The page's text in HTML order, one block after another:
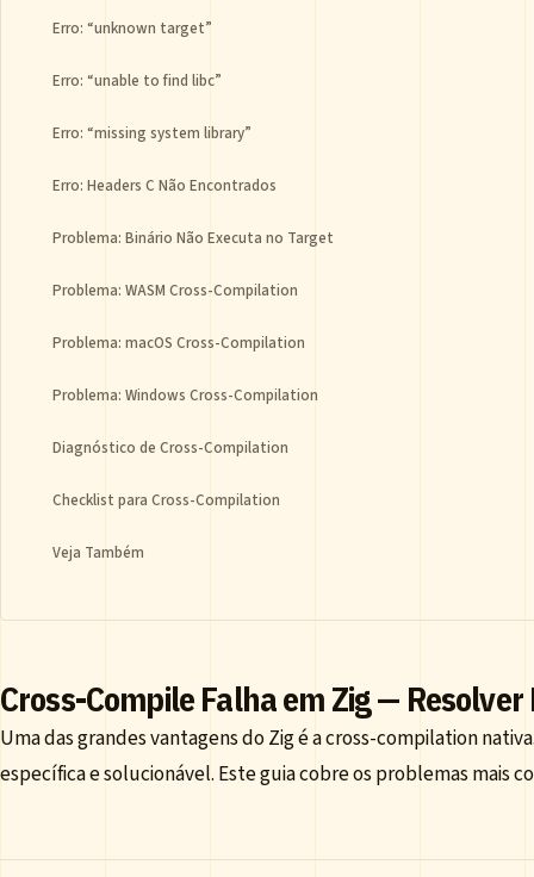
Erro: “unknown target”
Erro: “unable to find libc”
Erro: “missing system library”
Erro: Headers C Não Encontrados
Problema: Binário Não Executa no Target
Problema: WASM Cross-Compilation
Problema: macOS Cross-Compilation
Problema: Windows Cross-Compilation
Diagnóstico de Cross-Compilation
Checklist para Cross-Compilation
Veja Também
Cross-Compile Falha em Zig —
Uma das grandes vantagens do Zig é a cross-compilation
específica e solucionável. Este guia cobre os problemas mais